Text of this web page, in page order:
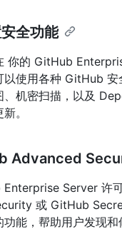
全功能
你的 GitHub
以使用各种 GitHub 安
、机密扫描，以及
。
Advanced
Server 许
或 GitHub
功能，帮助用户发现